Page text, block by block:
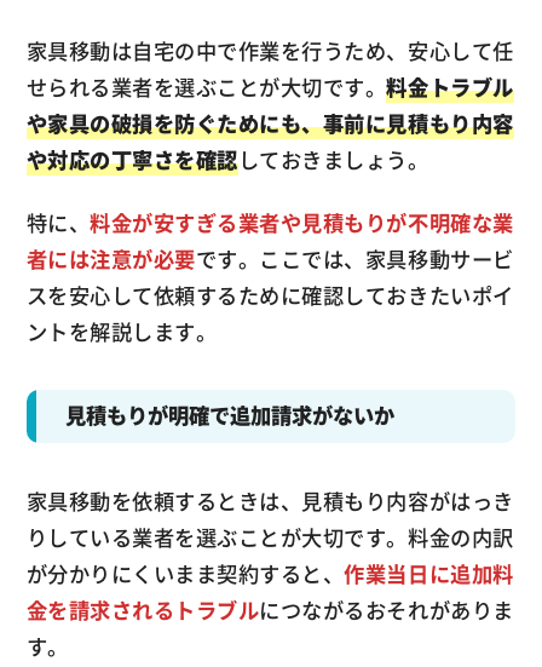
家具移動は自宅の中で作業を行うため、安心して任
せられる業者を選ぶことが大切です。料金トラブル
や家具の破損を防ぐためにも、事前に見積もり内容
や対応の丁寧さを確認しておきましょう。
特に、料金が安すぎる業者や見積もりが不明確な業
者には注意が必要です。ここでは、家具移動サービ
スを安心して依頼するために確認しておきたいポイ
ントを解説します。
見積もりが明確で追加請求がないか
家具移動を依頼するときは、見積もり内容がはっき
りしている業者を選ぶことが大切です。料金の内訳
が分かりにくいまま契約すると、作業当日に追加料
金を請求されるトラブルにつながるおそれがありま
す。